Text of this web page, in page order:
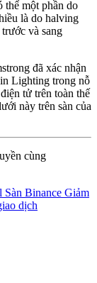
thể một phần do
là do halving
và sang
đã xác nhận
Lighting trong nỗ
tử trên toàn thế
này trên sàn của
cùng
Sàn Binance Giảm
dịch